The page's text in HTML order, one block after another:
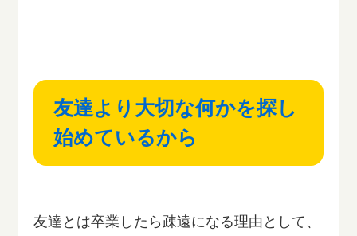
友達より大切な何かを探し
始めているから
友達とは卒業したら疎遠になる理由として、